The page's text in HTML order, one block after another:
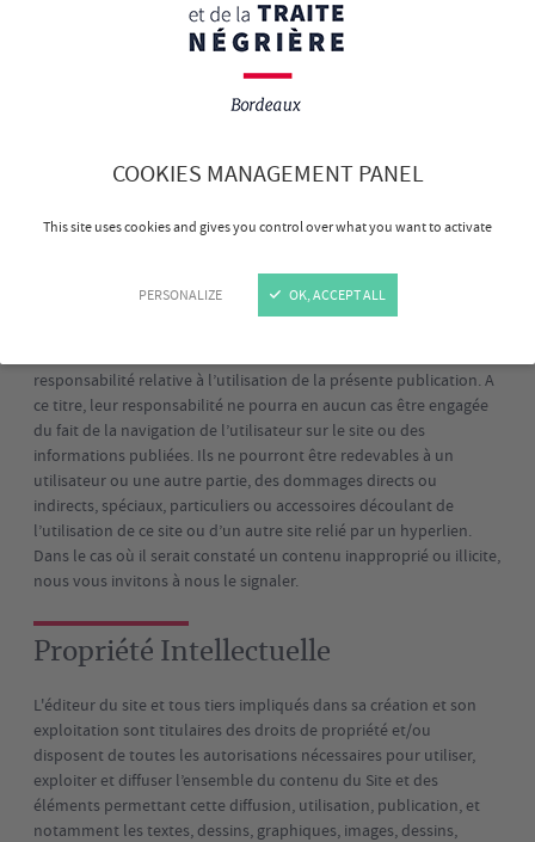
COOKIES MANAGEMENT PANEL
This site uses cookies and gives you control over what you want to activate
PERSONALIZE OK, ACCEPT ALL
Ce site internet a été réalisé par l'Agence web idéveloppement
Place Tourny, 33000 Bordeaux, France - +33 (0)5 57 78 35 43.
L'hébergement du site est assuré par DIS Group - 28 rue des Arts,
exploitation mettent tout en œuvre pour offrir à leurs utilisateurs
la meilleure expérience de navigation possible, ainsi que des
responsabilité relative à l’utilisation de la présente publication. A
ce titre, leur responsabilité ne pourra en aucun cas être engagée
du fait de la navigation de l’utilisateur sur le site ou des
informations publiées. Ils ne pourront être redevables à un
utilisateur ou une autre partie, des dommages directs ou
indirects, spéciaux, particuliers ou accessoires découlant de
l’utilisation de ce site ou d’un autre site relié par un hyperlien.
Dans le cas où il serait constaté un contenu inapproprié ou illicite,
nous vous invitons à nous le signaler.
Propriété Intellectuelle
L'éditeur du site et tous tiers impliqués dans sa création et son
exploitation sont titulaires des droits de propriété et/ou
disposent de toutes les autorisations nécessaires pour utiliser,
exploiter et diffuser l’ensemble du contenu du Site et des
éléments permettant cette diffusion, utilisation, publication, et
notamment les textes, dessins, graphiques, images, dessins,